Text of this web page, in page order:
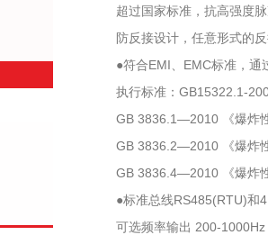
超过国家标准，抗高强度脉
防反接设计，任意形式的反
●符合EMI、EMC标准，通过
执行标准：GB15322.1-
GB 3836.1—2010 《爆炸性
GB 3836.2—2010 《爆炸性
GB 3836.4—2010 《爆炸性
●标准总线RS485(RTU)和4
可选频率输出 200-1000Hz